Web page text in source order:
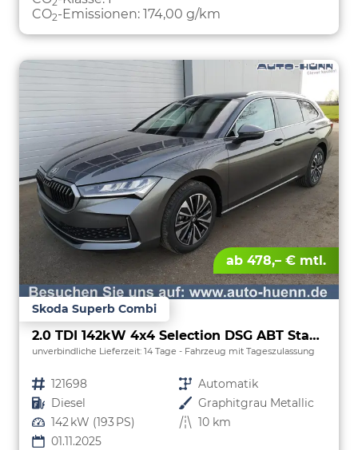
CO2-Emissionen: 174,00 g/km
ab 478,– € mtl.
Skoda Superb Combi
2.0 TDI 142kW 4x4 Selection DSG ABT Standh. Sound AHK 360 Head Up Pano
unverbindliche Lieferzeit: 14 Tage Fahrzeug mit Tageszulassung
Fahrzeugnr. 121698 Getriebe Automatik
Kraftstoff Diesel Außenfarbe Graphitgrau Metallic
Leistung 142 kW (193 PS) Kilometerstand 10 km
01.11.2025